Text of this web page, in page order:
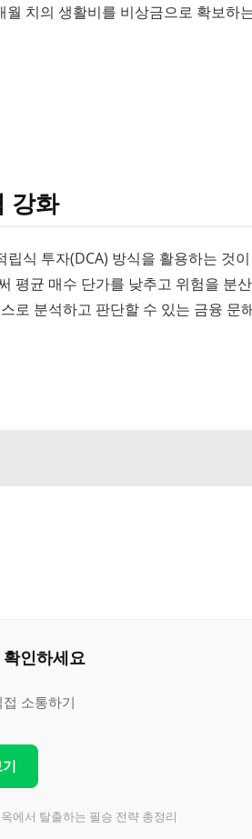
치의 생활비를 비상금으로 확보하
강화
식 투자(DCA) 방식을 활용하는 것이
평균 매수 단가를 낮추고 위험을 분
로 분석하고 판단할 수 있는 금융 문
인하세요
접 소통하기
에서 탈출하는 필승 전략 총정리